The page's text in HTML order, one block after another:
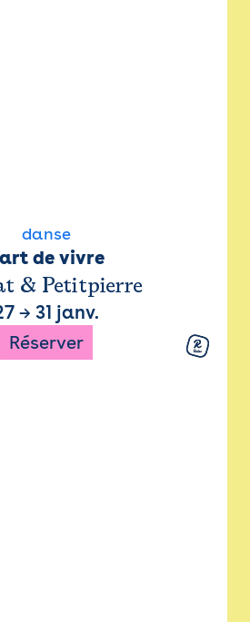
danse
de vivre
& Petitpierre
→ 31 janv.
Réserver